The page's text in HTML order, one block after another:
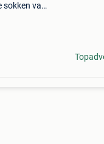
sokken van